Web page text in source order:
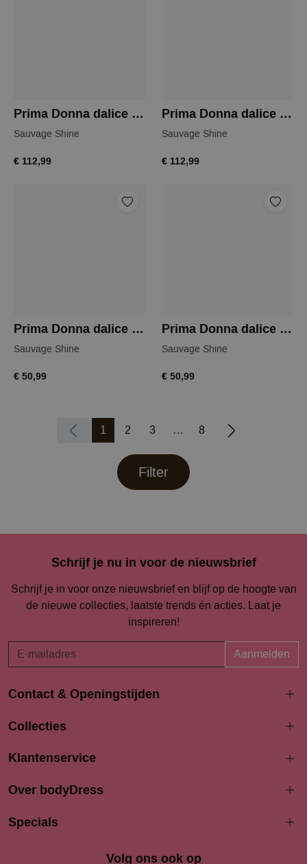
Prima Donna dalice bikinitop
Sauvage Shine
€ 112,99
Prima Donna dalice bikinitop
Sauvage Shine
€ 112,99
Prima Donna dalice bikini slip
Sauvage Shine
€ 50,99
Prima Donna dalice bikini slip
Sauvage Shine
€ 50,99
1 2 3 8
Filter
Schrijf je nu in voor de nieuwsbrief
Schrijf je in voor onze nieuwsbrief en blijf op de hoogte van
de nieuwe collecties, laatste trends én acties. Laat je
inspireren!
Aanmelden
Contact & Openingstijden
Langestraat 94-96
033 4690704
Openingstijden
Maandag 13:00 - 17:30
Collecties
Klantenservice
Over bodyDress
Specials
Volg ons ook op